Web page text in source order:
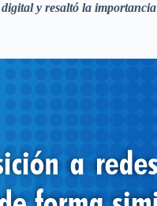
y resaltó la